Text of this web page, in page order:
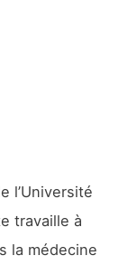
l’Université
travaille à
la médecine